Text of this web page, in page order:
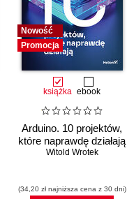
Nowość
Promocja
książka ebook
Arduino. 10 projektów,
które naprawdę działają
Witold Wrotek
(34,20 zł najniższa cena z 30 dni)